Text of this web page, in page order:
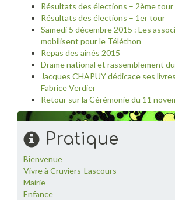
Résultats des élections – 2ème tour
Résultats des élections – 1er tour
Samedi 5 décembre 2015 : Les
mobilisent pour le Téléthon
Repas des aînés 2015
Drame national et rassemblement
Jacques CHAPUY dédicace ses
Fabrice Verdier
Retour sur la Cérémonie du 11
Pratique
Bienvenue
Vivre à Cruviers-Lascours
Mairie
Enfance